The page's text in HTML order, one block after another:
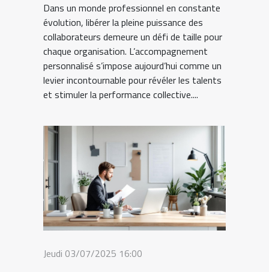
Dans un monde professionnel en constante
évolution, libérer la pleine puissance des
collaborateurs demeure un défi de taille pour
chaque organisation. L’accompagnement
personnalisé s’impose aujourd’hui comme un
levier incontournable pour révéler les talents
et stimuler la performance collective....
Jeudi 03/07/2025 16:00